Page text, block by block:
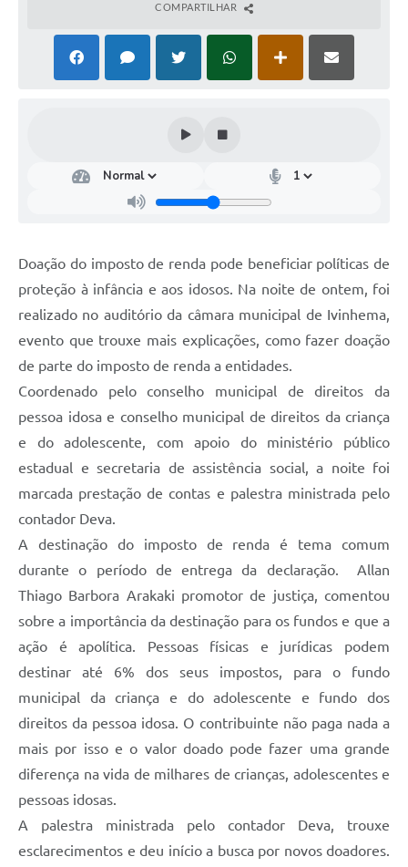
COMPARTILHAR
Doação do imposto de renda pode beneficiar políticas de
proteção à infância e aos idosos. Na noite de ontem, foi
realizado no auditório da câmara municipal de Ivinhema,
evento que trouxe mais explicações, como fazer doação
de parte do imposto de renda a entidades.
Coordenado pelo conselho municipal de direitos da
pessoa idosa e conselho municipal de direitos da criança
e do adolescente, com apoio do ministério público
estadual e secretaria de assistência social, a noite foi
marcada prestação de contas e palestra ministrada pelo
contador Deva.
A destinação do imposto de renda é tema comum
durante o período de entrega da declaração. Allan
Thiago Barbora Arakaki promotor de justiça, comentou
sobre a importância da destinação para os fundos e que a
ação é apolítica. Pessoas físicas e jurídicas podem
destinar até 6% dos seus impostos, para o fundo
municipal da criança e do adolescente e fundo dos
direitos da pessoa idosa. O contribuinte não paga nada a
mais por isso e o valor doado pode fazer uma grande
diferença na vida de milhares de crianças, adolescentes e
pessoas idosas.
A palestra ministrada pelo contador Deva, trouxe
esclarecimentos e deu início a busca por novos doadores.